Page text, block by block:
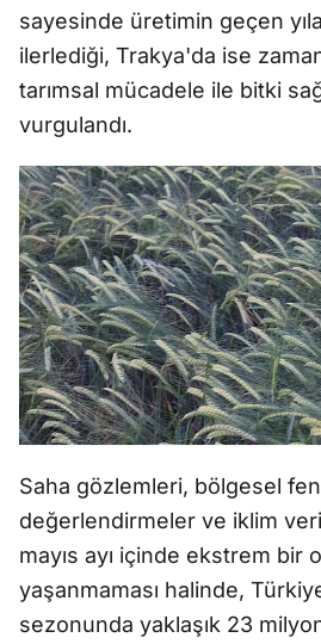
sayesinde üretimin geçen
ilerlediği, Trakya'da ise
tarımsal mücadele ile bitki
vurgulandı.
Saha gözlemleri, bölgesel
değerlendirmeler ve iklim
mayıs ayı içinde ekstrem bir
yaşanmaması halinde,
sezonunda yaklaşık 23